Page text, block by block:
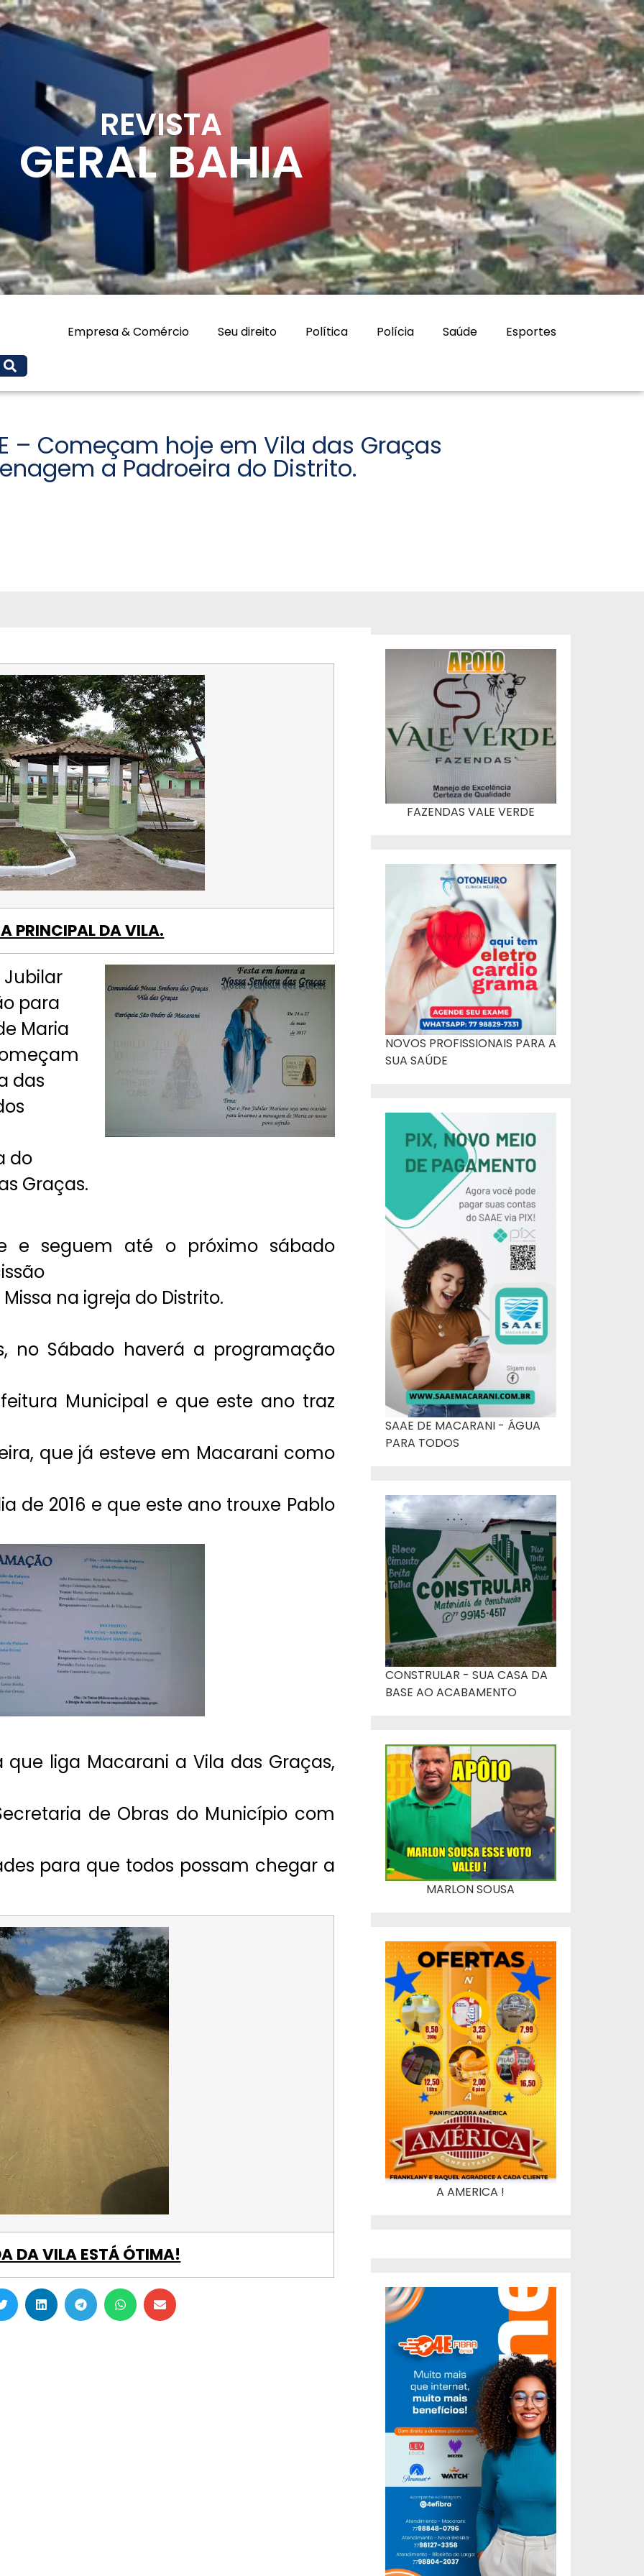
REVISTA
GERAL BAHIA
Empresa & Comércio Seu direito Política Polícia Saúde Esportes
– Começam hoje em Vila das Graças
a Padroeira do Distrito.
PRINCIPAL DA VILA.
Jubilar
para
Maria
das
do
Graças.
e seguem até o próximo sábado
na igreja do Distrito.
no Sábado haverá a programação
Municipal e que este ano traz
que já esteve em Macarani como
de 2016 e que este ano trouxe Pablo
liga Macarani a Vila das Graças,
de Obras do Município com
para que todos possam chegar a
DA VILA ESTÁ ÓTIMA!
FAZENDAS VALE VERDE
NOVOS PROFISSIONAIS PARA A
SUA SAÚDE
SAAE DE MACARANI - ÁGUA
PARA TODOS
CONSTRULAR - SUA CASA DA
BASE AO ACABAMENTO
MARLON SOUSA
A AMERICA !